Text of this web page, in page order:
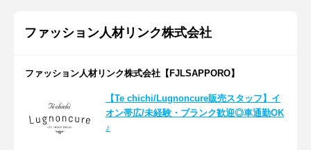
ファッション人材リンク株式会社
ファッション人材リンク株式会社【FJLSAPPORO】
【Te chichi/Lugnoncure販売スタッフ】イ
オン帯広/未経験・ブランク歓迎◎車通勤OK
♪